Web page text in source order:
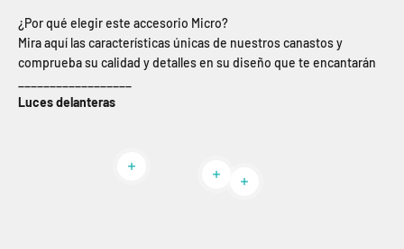
¿Por qué elegir este accesorio Micro?
Mira aquí las características únicas de nuestros canastos y
comprueba su calidad y detalles en su diseño que te encantarán
Luces delanteras
Leer más
Leer más